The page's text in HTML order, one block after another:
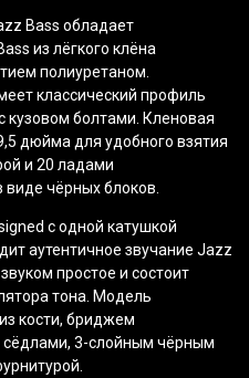
Bass обладает
из лёгкого клёна
полиуретаном.
классический профиль
кузовом болтами. Кленовая
дюйма для удобного взятия
и 20 ладами
чёрных блоков.
с одной катушкой
аутентичное звучание Jazz
простое и состоит
тона. Модель
кости, бриджем
3-слойным чёрным